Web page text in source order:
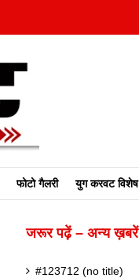
फोटो गैलरी युग करवट विशेष
जरूर पढ़ें – अन्य ख़बरें
#123712 (no title)